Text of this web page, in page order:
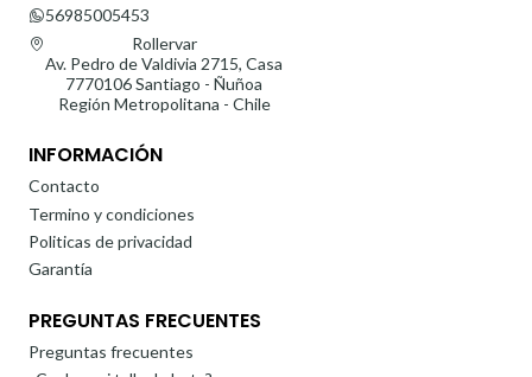
56985005453
Rollervar
Av. Pedro de Valdivia 2715, Casa
7770106 Santiago - Ñuñoa
Región Metropolitana - Chile
INFORMACIÓN
Contacto
Termino y condiciones
Politicas de privacidad
Garantía
PREGUNTAS FRECUENTES
Preguntas frecuentes